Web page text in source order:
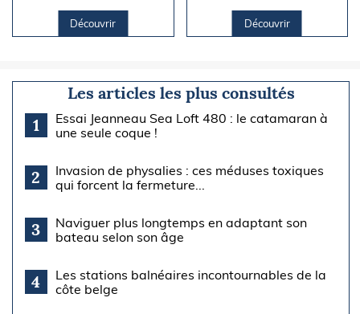
Découvrir Découvrir
Les articles les plus consultés
1
Essai Jeanneau Sea Loft 480 : le catamaran à
une seule coque !
2
Invasion de physalies : ces méduses toxiques
qui forcent la fermeture...
3
Naviguer plus longtemps en adaptant son
bateau selon son âge
4
Les stations balnéaires incontournables de la
côte belge